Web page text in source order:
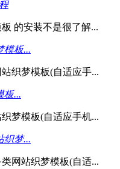
的安装不是很了解...
模板...
织梦模板(自适应手...
板...
梦模板(自适应手机...
织梦...
网站织梦模板(自适...